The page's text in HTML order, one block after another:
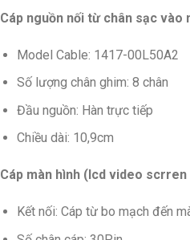
Cáp nguồn nối từ chân sạc
Model Cable: 1417-00L50A2
Số lượng chân ghim: 8 chân
Đầu nguồn: Hàn trực tiếp
Chiều dài: 10,9cm
Cáp màn hình (lcd video scrren
Kết nối: Cáp từ bo mạch đến